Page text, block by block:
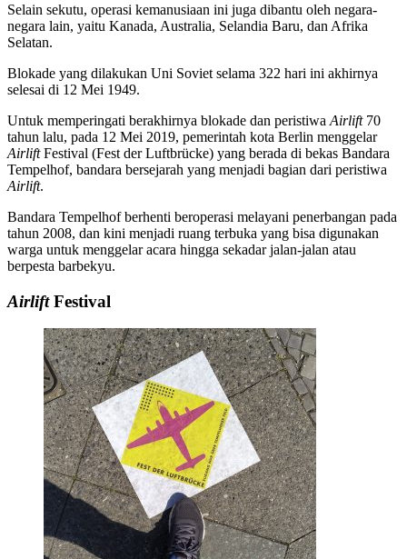
Selain sekutu, operasi kemanusiaan ini juga dibantu oleh negara-
negara lain, yaitu Kanada, Australia, Selandia Baru, dan Afrika
Selatan.
Blokade yang dilakukan Uni Soviet selama 322 hari ini akhirnya
selesai di 12 Mei 1949.
Untuk memperingati berakhirnya blokade dan peristiwa Airlift70
tahun lalu, pada 12 Mei 2019, pemerintah kota Berlin menggelar
AirliftFestival (Fest der Luftbrücke) yang berada di bekas Bandara
Tempelhof, bandara bersejarah yang menjadi bagian dari peristiwa
Airlift.
Bandara Tempelhof berhenti beroperasi melayani penerbangan pada
tahun 2008, dan kini menjadi ruang terbuka yang bisa digunakan
warga untuk menggelar acara hingga sekadar jalan-jalan atau
berpesta barbekyu.
AirliftFestival